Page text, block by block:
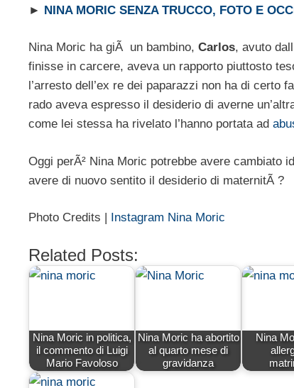
► NINA MORIC SENZA TRUCCO, FOTO E
Nina Moric ha giÃ un bambino, Carlos, avuto
finisse in carcere, aveva un rapporto piuttosto
l’arresto dell’ex re dei paparazzi non ha di
rado aveva espresso il desiderio di averne
come lei stessa ha rivelato l’hanno portata ad
Oggi perÃ² Nina Moric potrebbe avere cambiato
avere di nuovo sentito il desiderio di maternitÃ ?
Photo Credits | Instagram Nina Moric
Related Posts:
Nina Moric in politica,
il commento di Luigi
Mario Favoloso
Nina Moric ha abortito
al quarto mese di
gravidanza
Nina